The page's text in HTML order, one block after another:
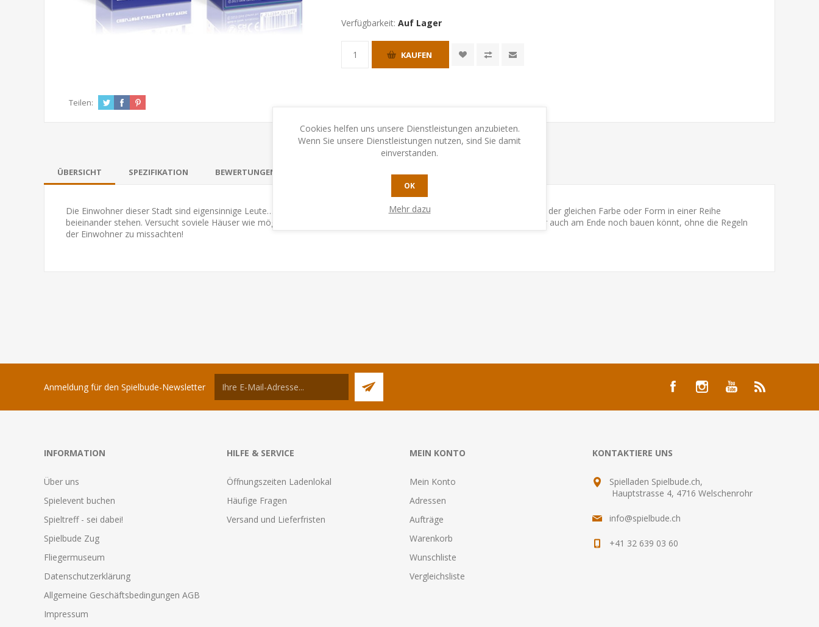
Verfügbarkeit: Auf Lager
KAUFEN
Teilen:
ÜBERSICHT SPEZIFIKATION BEWERTUNGEN KONTAKTIEREN SIE UNS
Die Einwohner dieser Stadt sind eigensinnige Leute… Niemand, der hier in Town77 wohnt, kann es ertragen, wenn Häuser der gleichen Farbe oder Form in einer Reihe
beieinander stehen. Versucht soviele Häuser wie möglich zu errichten und denkt dabei gut darüber nach, welche Häuser ihr auch am Ende noch bauen könnt, ohne die Regeln
der Einwohner zu missachten!
Anmeldung für den Spielbude-Newsletter
INFORMATION
Über uns
Spielevent buchen
Spieltreff - sei dabei!
Spielbude Zug
Fliegermuseum
Datenschutzerklärung
Allgemeine Geschäftsbedingungen AGB
Impressum
HILFE & SERVICE
Öffnungszeiten Ladenlokal
Häufige Fragen
Versand und Lieferfristen
MEIN KONTO
Mein Konto
Adressen
Aufträge
Warenkorb
Wunschliste
Vergleichsliste
KONTAKTIERE UNS
Spielladen Spielbude.ch,
Hauptstrasse 4, 4716 Welschenrohr
info@spielbude.ch
+41 32 639 03 60
Cookies helfen uns unsere Dienstleistungen anzubieten.
Wenn Sie unsere Dienstleistungen nutzen, sind Sie damit
einverstanden.
OK
Mehr dazu